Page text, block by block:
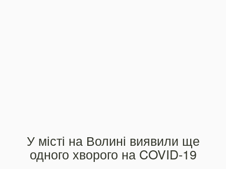
У місті на Волині виявили ще
одного хворого на COVID-19